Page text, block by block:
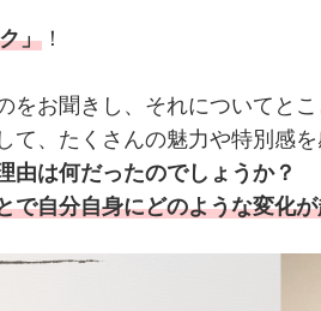
」 ！
をお聞きし、それについてと
て、たくさんの魅力や特別感
由は何だったのでしょうか？
で自分自身にどのような変化